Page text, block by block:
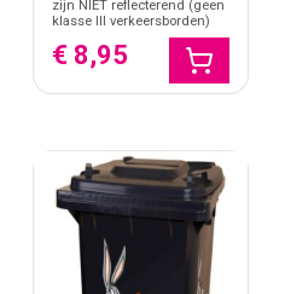
zijn NIET reflecterend (geen
klasse III verkeersborden)
€ 8,95